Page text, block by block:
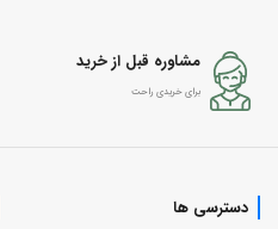
مشاوره قبل از خرید
برای خریدی راحت
دسترسی ها